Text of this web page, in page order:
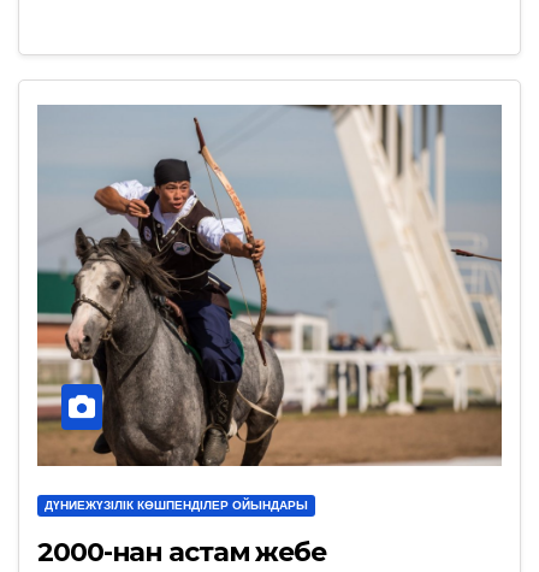
ДҮНИЕЖҮЗІЛІК КӨШПЕНДІЛЕР ОЙЫНДАРЫ
2000-нан астам жебе